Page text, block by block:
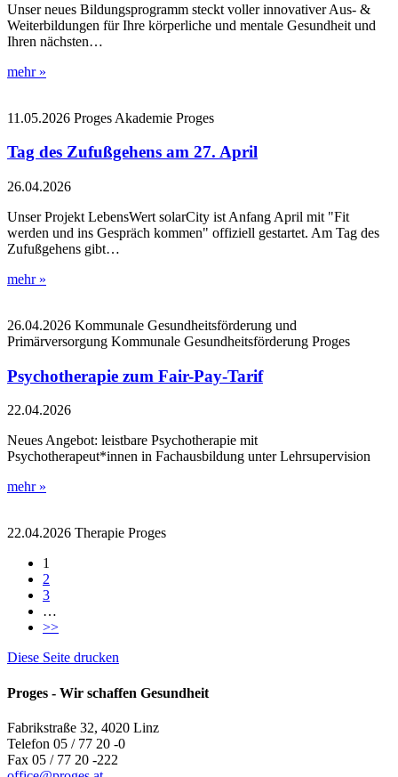
Unser neues Bildungsprogramm steckt voller innovativer Aus- &
Weiterbildungen für Ihre körperliche und mentale Gesundheit und
Ihren nächsten…
mehr »
11.05.2026 Proges Akademie Proges
Tag des Zufußgehens am 27. April
26.04.2026
Unser Projekt LebensWert solarCity ist Anfang April mit "Fit
werden und ins Gespräch kommen" offiziell gestartet. Am Tag des
Zufußgehens gibt…
mehr »
26.04.2026 Kommunale Gesundheitsförderung und
Primärversorgung Kommunale Gesundheitsförderung Proges
Psychotherapie zum Fair-Pay-Tarif
22.04.2026
Neues Angebot: leistbare Psychotherapie mit
Psychotherapeut*innen in Fachausbildung unter Lehrsupervision
mehr »
22.04.2026 Therapie Proges
1
2
3
…
>>
Diese Seite drucken
Proges - Wir schaffen Gesundheit
Fabrikstraße 32, 4020 Linz
Telefon 05 / 77 20 -0
Fax 05 / 77 20 -222